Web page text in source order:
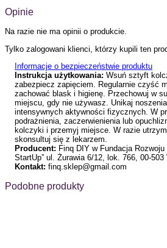
Opinie
Na razie nie ma opinii o produkcie.
Tylko zalogowani klienci, którzy kupili ten
Informacje o bezpieczeństwie produktu
Instrukcja użytkowania: Wsuń sztyft
zabezpiecz zapięciem. Regularnie czyść
zachować blask i higienę. Przechowuj w
miejscu, gdy nie używasz. Unikaj
intensywnych aktywności fizycznych. W
podrażnienia, zaczerwienienia lub
kolczyki i przemyj miejsce. W razie
skonsultuj się z lekarzem.
Producent: Finq DIY w Fundacja
StartUp” ul. Żurawia 6/12, lok. 766, 00-503
Kontakt: finq.sklep@gmail.com
Podobne produkty